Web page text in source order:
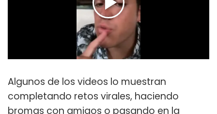
Algunos de los videos lo muestran
completando retos virales, haciendo
bromas con amigos o pasando en la